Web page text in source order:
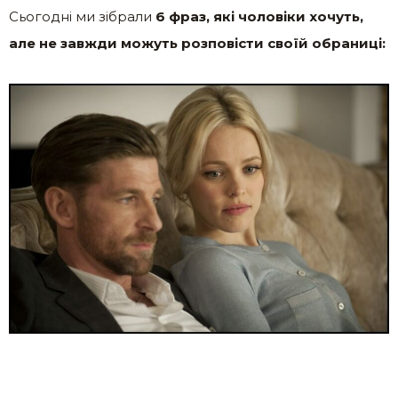
Сьогодні ми зібрали 6 фраз, які чоловіки хочуть,
але не завжди можуть розповісти своїй обраниці: